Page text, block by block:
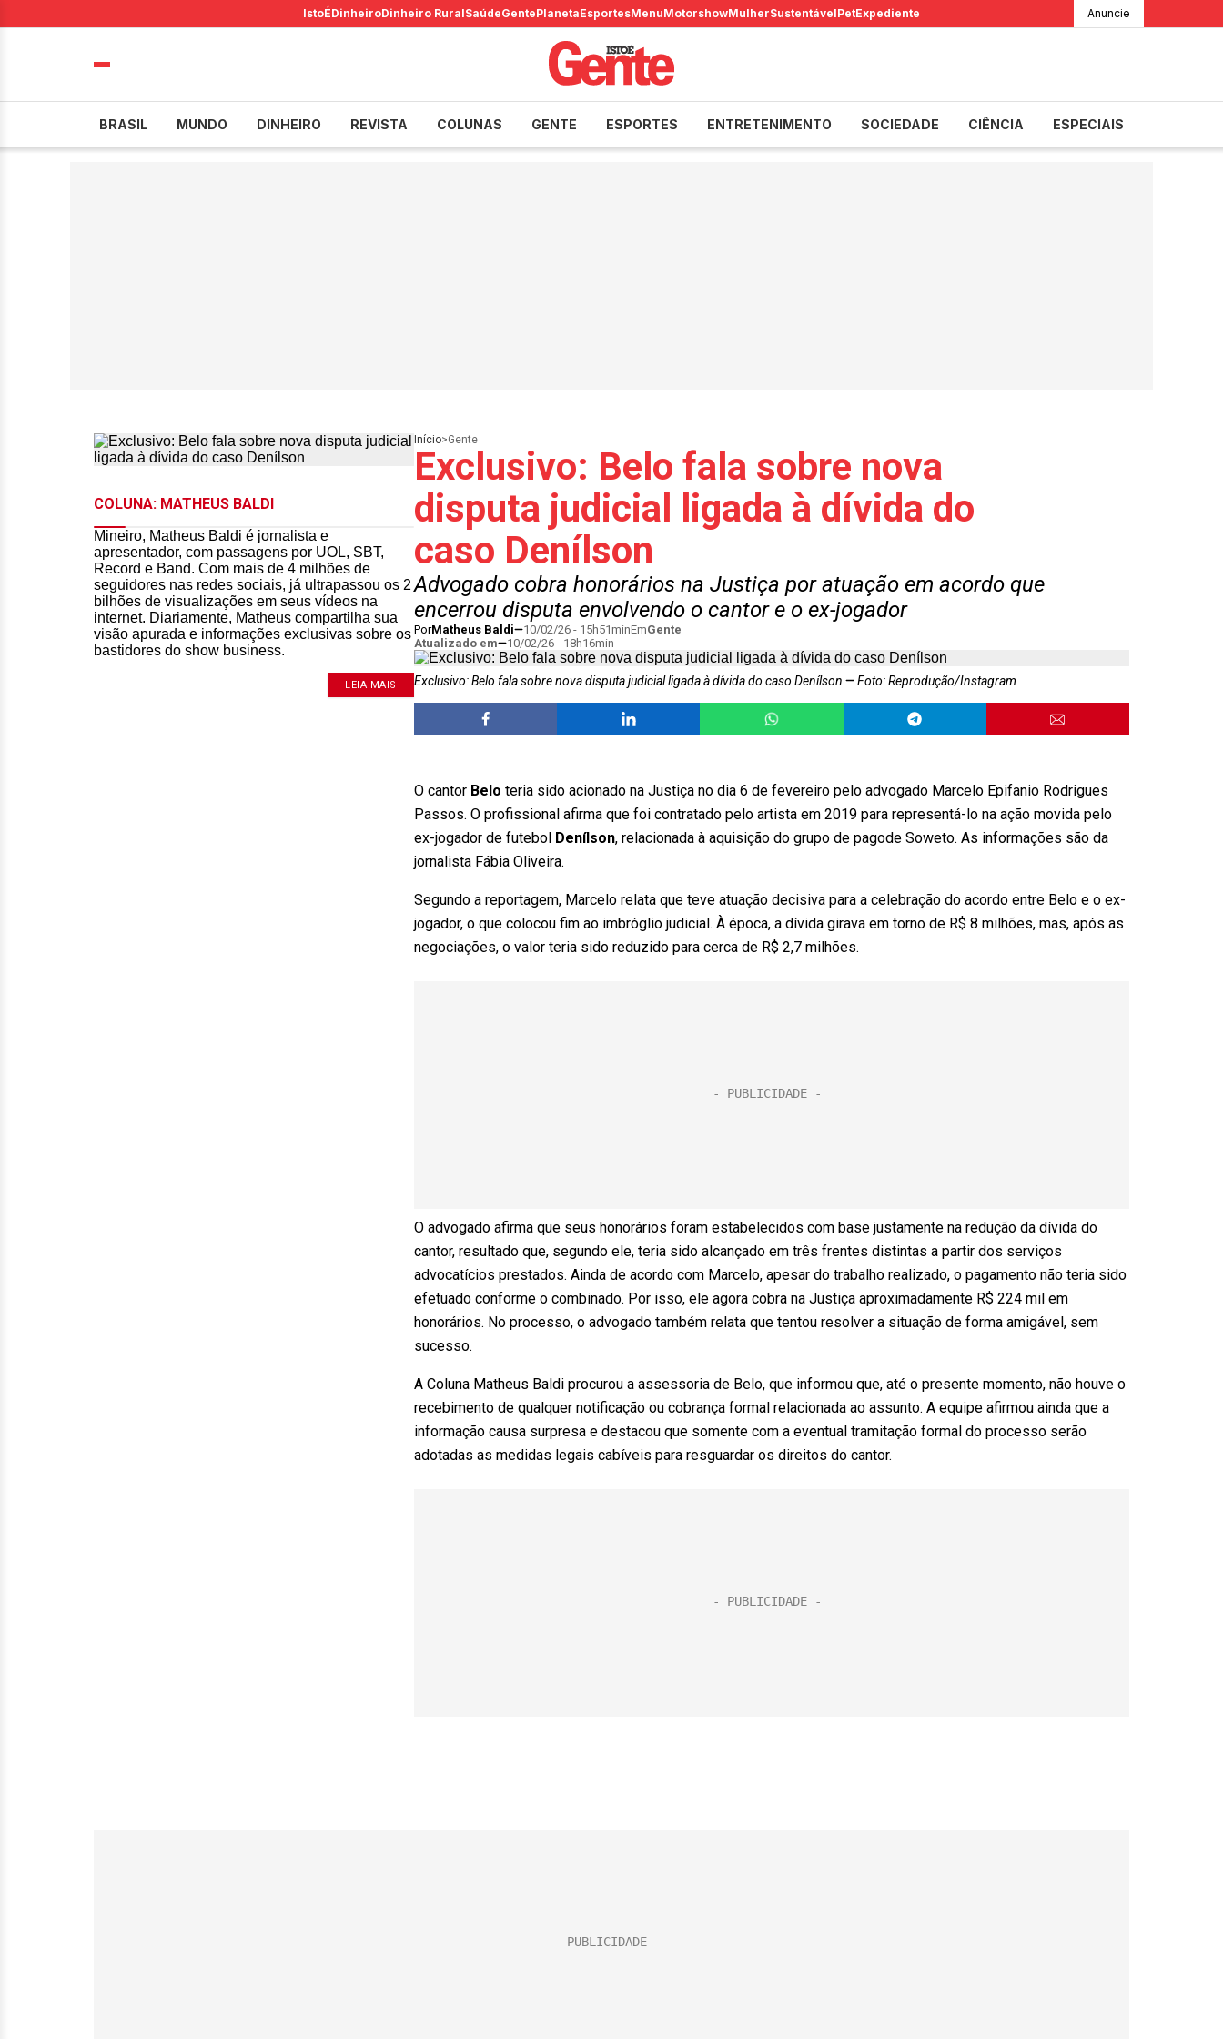
IstoÉDinheiroDinheiro RuralSaúdeGentePlanetaEsportesMenuMotorshowMulherSustentávelPetExpediente Anuncie
BRASIL MUNDO DINHEIRO REVISTA COLUNAS GENTE ESPORTES ENTRETENIMENTO SOCIEDADE CIÊNCIA ESPECIAIS
COLUNA: MATHEUS BALDI
Mineiro, Matheus Baldi é jornalista e
apresentador, com passagens por UOL, SBT,
Record e Band. Com mais de 4 milhões de
seguidores nas redes sociais, já ultrapassou os 2
bilhões de visualizações em seus vídeos na
internet. Diariamente, Matheus compartilha sua
visão apurada e informações exclusivas sobre os
bastidores do show business.
LEIA MAIS
Início>Gente
Exclusivo: Belo fala sobre nova
disputa judicial ligada à dívida do
caso Denílson
Advogado cobra honorários na Justiça por atuação em acordo que
encerrou disputa envolvendo o cantor e o ex-jogador
PorMatheus Baldi 10/02/26 - 15h51minEmGente
Atualizado em
10/02/26 - 18h16min
Exclusivo: Belo fala sobre nova disputa judicial ligada à dívida do caso Denílson Foto: Reprodução/Instagram
O cantor Belo teria sido acionado na Justiça no dia 6 de fevereiro pelo advogado Marcelo Epifanio Rodrigues
Passos. O profissional afirma que foi contratado pelo artista em 2019 para representá-lo na ação movida pelo
ex-jogador de futebol Denílson, relacionada à aquisição do grupo de pagode Soweto. As informações são da
jornalista Fábia Oliveira.
Segundo a reportagem, Marcelo relata que teve atuação decisiva para a celebração do acordo entre Belo e o ex-
jogador, o que colocou fim ao imbróglio judicial. À época, a dívida girava em torno de R$ 8 milhões, mas, após as
negociações, o valor teria sido reduzido para cerca de R$ 2,7 milhões.
O advogado afirma que seus honorários foram estabelecidos com base justamente na redução da dívida do
cantor, resultado que, segundo ele, teria sido alcançado em três frentes distintas a partir dos serviços
advocatícios prestados. Ainda de acordo com Marcelo, apesar do trabalho realizado, o pagamento não teria sido
efetuado conforme o combinado. Por isso, ele agora cobra na Justiça aproximadamente R$ 224 mil em
honorários. No processo, o advogado também relata que tentou resolver a situação de forma amigável, sem
sucesso.
A Coluna Matheus Baldi procurou a assessoria de Belo, que informou que, até o presente momento, não houve o
recebimento de qualquer notificação ou cobrança formal relacionada ao assunto. A equipe afirmou ainda que a
informação causa surpresa e destacou que somente com a eventual tramitação formal do processo serão
adotadas as medidas legais cabíveis para resguardar os direitos do cantor.